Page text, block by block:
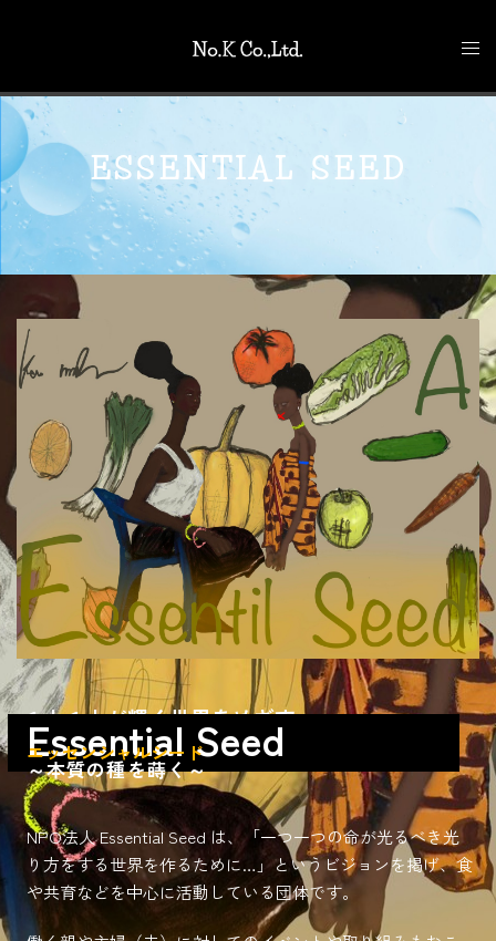
ESSENTIAL SEED
１人１人が輝く世界をめざす
Essential Seed
エッセンシャルシード
～本質の種を蒔く～
NPO法人 Essential Seed は、「一つ一つの命が光るべき光
り方をする世界を作るために…」というビジョンを掲げ、食
や共育などを中心に活動している団体です。